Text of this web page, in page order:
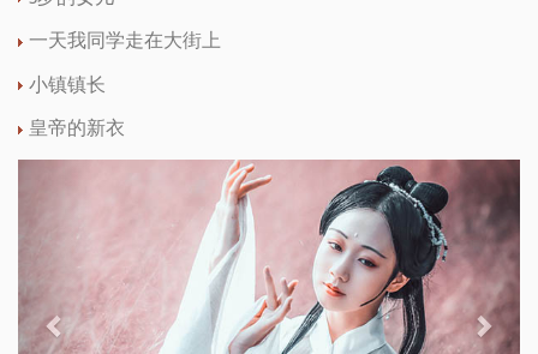
一天我同学走在大街上
小镇镇长
皇帝的新衣
Next